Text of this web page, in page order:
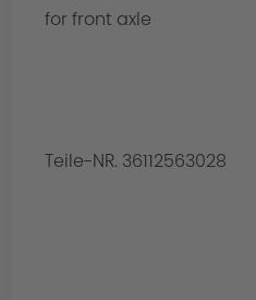
for front axle
Teile-NR. 36112563028